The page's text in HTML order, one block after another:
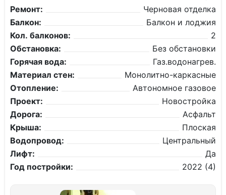
Ремонт:
Черновая отделка
Балкон:
Балкон и лоджия
Кол. балконов:
2
Обстановка:
Без обстановки
Горячая вода:
Газ.водонагрев.
Материал стен:
Монолитно-каркасные
Отопление:
Автономное газовое
Проект:
Новостройка
Дорога:
Асфальт
Крыша:
Плоская
Водопровод:
Центральный
Лифт:
Да
Год постройки:
2022 (4)